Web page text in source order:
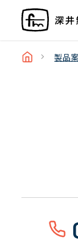
製品